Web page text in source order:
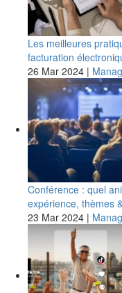
Les meilleures
facturation
26 Mar 2024 |
Conférence : quel
expérience, thèmes
23 Mar 2024 |